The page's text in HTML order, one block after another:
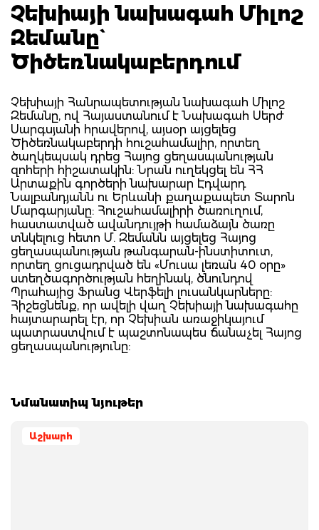
Չեխիայի նախագահ Միլոշ
Զեմանը`
Ծիծեռնակաբերդում
Չեխիայի Հանրապետության նախագահ Միլոշ
Զեմանը, ով Հայաստանում է Նախագահ Սերժ
Սարգսյանի հրավերով, այսօր այցելեց
Ծիծեռնակաբերդի հուշահամալիր, որտեղ
ծաղկեպսակ դրեց Հայոց ցեղասպանության
զոհերի հիշատակին: Նրան ուղեկցել են ՀՀ
Արտաքին գործերի նախարար Էդվարդ
Նալբանդյանն ու Երևանի քաղաքապետ Տարոն
Մարգարյանը: Հուշահամալիրի ծառուղում,
հաստատված ավանդույթի համաձայն ծառը
տնկելուց հետո Մ. Զեմանն այցելեց Հայոց
ցեղասպանության թանգարան-ինստիտուտ,
որտեղ ցուցադրված են «Մուսա լեռան 40 օրը»
ստեղծագործության հեղինակ, ծնունդով
Պրահայից Ֆրանց Վերֆելի լուսանկարները:
Հիշեցնենք, որ ավելի վաղ Չեխիայի նախագահը
հայտարարել էր, որ Չեխիան առաջիկայում
պատրաստվում է պաշտոնապես ճանաչել Հայոց
ցեղասպանությունը:
Նմանատիպ նյութեր
Աշխարհ